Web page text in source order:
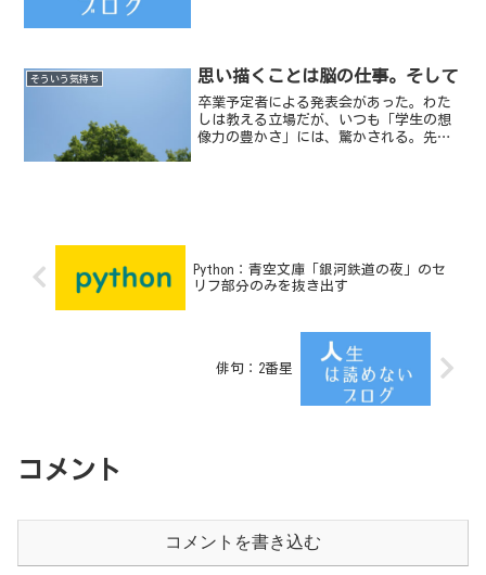
そういう気持ち 思い描くことは脳の仕事。そして
卒業予定者による発表会があった。わた
しは教える立場だが、いつも「学生の想
像力の豊かさ」には、驚かされる。先生
Python：青空文庫「銀河鉄道の夜」のセ
リフ部分のみを抜き出す
俳句：2番星
コメント
コメントを書き込む